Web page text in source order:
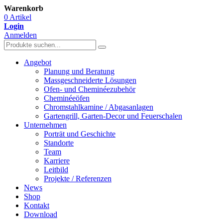
Warenkorb
0 Artikel
Login
Anmelden
Angebot
Planung und Beratung
Massgeschneiderte Lösungen
Ofen- und Cheminéezubehör
Cheminéeöfen
Chromstahlkamine / Abgasanlagen
Gartengrill, Garten-Decor und Feuerschalen
Unternehmen
Porträt und Geschichte
Standorte
Team
Karriere
Leitbild
Projekte / Referenzen
News
Shop
Kontakt
Download